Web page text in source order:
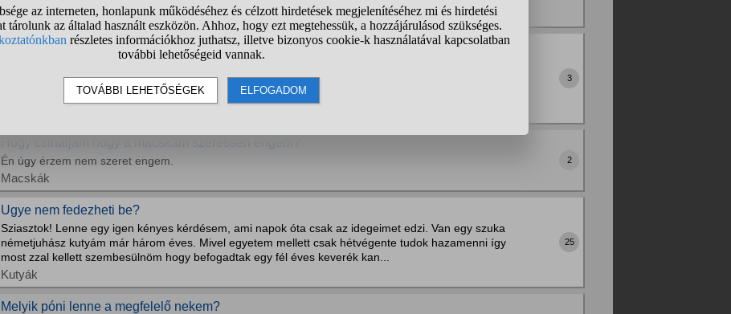
Madarak
Némakacsa bénulás?
Szóval nemis biztos hogy jó helyre írom ezt ki... Haszonállatból afféle háziállat lett egy némakacsa.
Igen idős már szegényke de kétlem hogy ez lenne a probléma! Szegénykének mind a 2 lába
lebénult és foggalmam sincs hogy mitől... Először az egyik majd a másik......
3
Én úgy érzem nem szeret engem.
Macskák
2
Ugye nem fedezheti be?
Sziasztok! Lenne egy igen kényes kérdésem, ami napok óta csak az idegeimet edzi. Van egy szuka
németjuhász kutyám már három éves. Mivel egyetem mellett csak hétvégente tudok hazamenni így
most zzal kellett szembesülnöm hogy befogadtak egy fél éves keverék kan...
Kutyák
25
Melyik póni lenne a megfelelő nekem?